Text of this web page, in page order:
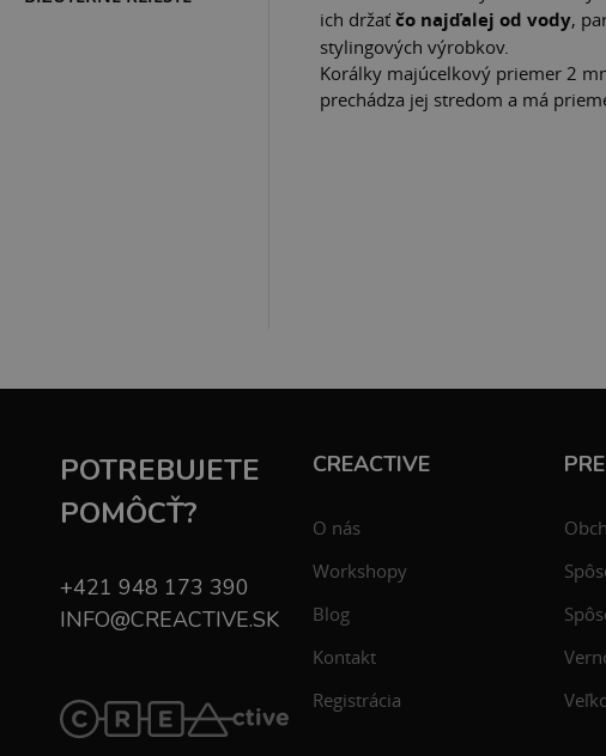
ich držať čo najďalej od vody,
stylingových výrobkov.
Korálky majúcelkový priemer 2
prechádza jej stredom a má
POTREBUJETE
POMÔCŤ?
+421 948 173 390
INFO@CREACTIVE.SK
CREACTIVE
O nás
Workshopy
Blog
Kontakt
Registrácia